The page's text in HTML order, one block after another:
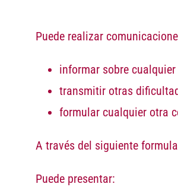
Puede realizar
informar sobre
transmitir otras
formular cualquier otra
A través del siguiente
Puede presentar: